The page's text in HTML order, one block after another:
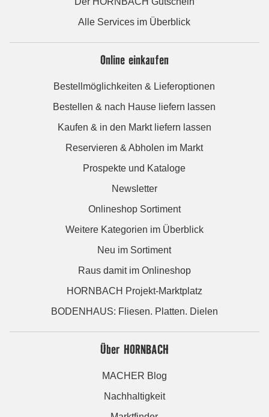
Alle Services im Überblick
Online einkaufen
Bestellmöglichkeiten & Lieferoptionen
Bestellen & nach Hause liefern lassen
Kaufen & in den Markt liefern lassen
Reservieren & Abholen im Markt
Prospekte und Kataloge
Newsletter
Onlineshop Sortiment
Weitere Kategorien im Überblick
Neu im Sortiment
Raus damit im Onlineshop
HORNBACH Projekt-Marktplatz
BODENHAUS: Fliesen. Platten. Dielen
Über HORNBACH
MACHER Blog
Nachhaltigkeit